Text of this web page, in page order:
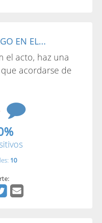
EN EL...
el acto, haz una
acordarse de
10